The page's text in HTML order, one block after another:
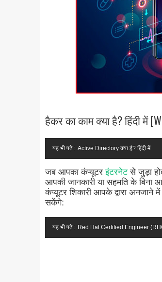
हैकर का काम क्या है? हिंदी में
यह भी पढ़े : Active Directory क्या है? हिंदी में
जब आपका कंप्यूटरइंटरनेटसे जुड़ा
आपकी जानकारी या सहमति के बिना
कंप्यूटर शिकारी आपके द्वारा अनजाने
सकेंगे:
यह भी पढ़े : Red Hat Certified Engineer